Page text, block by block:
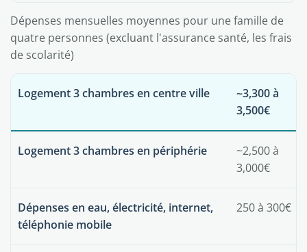
Dépenses mensuelles moyennes pour une famille de
quatre personnes (excluant l'assurance santé, les frais
de scolarité)
Logement 3 chambres en centre ville
~3,300 à
3,500€
Logement 3 chambres en périphérie
~2,500 à
3,000€
Dépenses en eau, électricité, internet,
téléphonie mobile
250 à 300€